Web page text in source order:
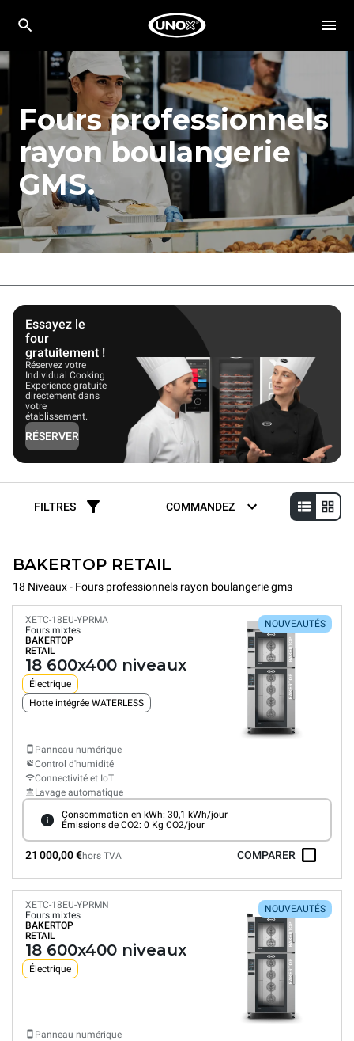
Fours professionnels
rayon boulangerie
GMS.
Essayez le
four
gratuitement !
Réservez votre
Individual Cooking
Experience gratuite
directement dans
votre
établissement.
RÉSERVER
FILTRES COMMANDEZ
BAKERTOP RETAIL
18 Niveaux - Fours professionnels rayon boulangerie gms
NOUVEAUTÉS
XETC-18EU-YPRMA
Fours mixtes
BAKERTOP
RETAIL
18 600x400 niveaux
Électrique
Hotte intégrée WATERLESS
Panneau numérique
Control d'humidité
Connectivité et IoT
Lavage automatique
Consommation en kWh: 30,1 kWh/jour
Émissions de CO2: 0 Kg CO2/jour
21 000,00 €hors TVA COMPARER
NOUVEAUTÉS
XETC-18EU-YPRMN
Fours mixtes
BAKERTOP
RETAIL
18 600x400 niveaux
Électrique
Panneau numérique